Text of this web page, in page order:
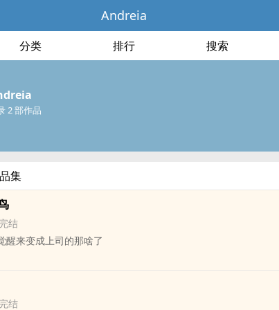
Andreia
分类 排行 搜索
2 部作品
集
完结
醒来变成上司的那啥了
受视角
完结